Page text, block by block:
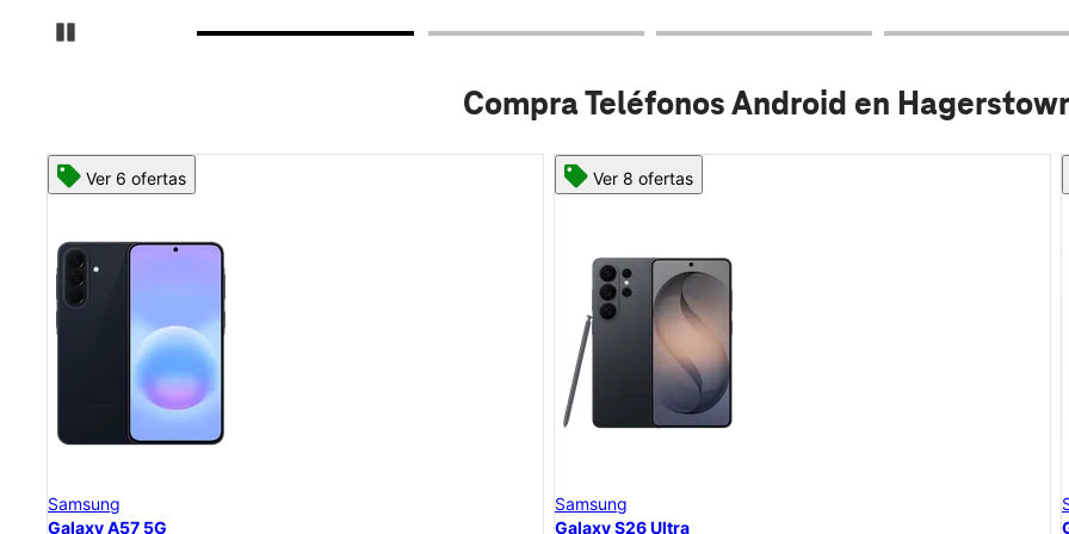
Detener carrusel
Compra Teléfonos Android en
Ver 8 ofertas
Samsung
Galaxy S26 Ultra
Ver 8 ofertas
Samsung
Galaxy S26+